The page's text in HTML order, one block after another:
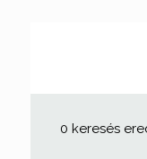
0 keresés